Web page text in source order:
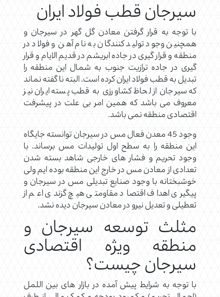
سیرجان قطب فولاد ایران
با توجه به قرار گرفتن معادن گل گهر در سیرجان و
همچنین وجود تولید کنندگان به نام آهن و فولاد در
منطقه و قرار گیری در جاده ابریشم در قدیم الایام و قرار
گیری در جاده ترازیت جنوب به شمال این منطقه را
تبدیل به قطب فولاد ایران کرده است. البته نا گفته نماند
که سیرجان از لحاظ کشاورزی به قطب پسته ایران نیز
معروف می باشد که همین امر بی علت در پیشرفت
اقتصادی منطقه نمی باشد.
وجود 45 معدن فعال مس در سیرجان توانسته جایگاه
این منطقه را به سطح اول تولیدات مس برساند. با
وجود تحریم و فشار های خارجی شاهد بسته شدن
تعدادی از معادن مس در خارج این منطقه بوده ایم ولی
خوشبختانه با وجود صنایع تبدیلی مس در سیرجان و
پیگیری اهداف اقتصاد مقاومتی هیچ گزندی اعم از
تعطیلی و تعدیل نیرو در معادن سیرجان دیده نشد.
مثلث توسعه سیرجان و
منطقه ویژه اقتصادی
سیرجان چیست؟
با توجه به شرایط پیش آمده در بازار های بین اللمل